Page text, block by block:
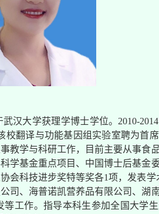
汉大学获理学博士学位。2010-
校翻译与功能基因组实验室聘为首
教学与科研工作，目前主要从事食
学基金重点项目、中国博士后基金
会科技进步奖特等奖各1项，发表学
司、海普诺凯营养品有限公司、湖
工作。指导本科生参加全国大学生